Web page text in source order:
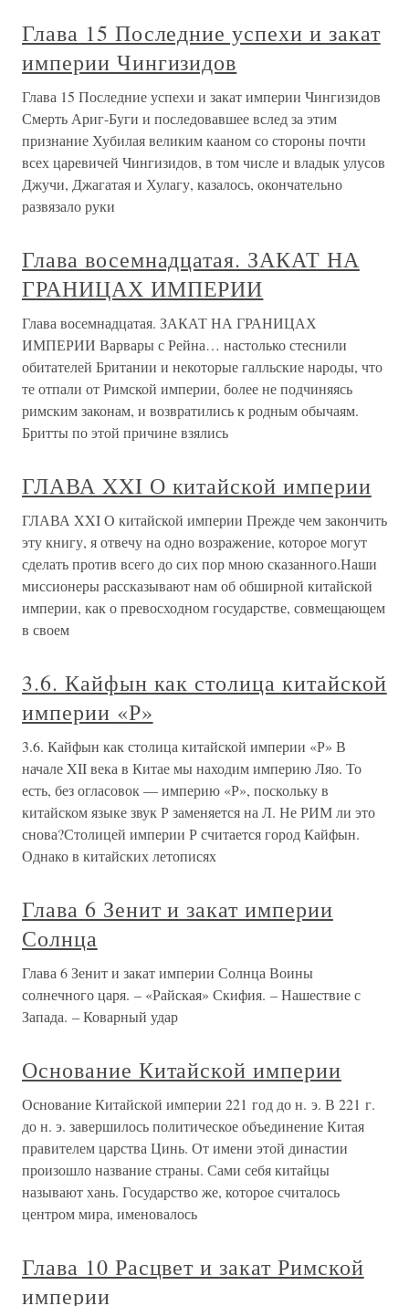
Глава 15 Последние успехи и закат
империи Чингизидов
Глава 15 Последние успехи и закат империи Чингизидов
Смерть Ариг-Буги и последовавшее вслед за этим
признание Хубилая великим кааном со стороны почти
всех царевичей Чингизидов, в том числе и владык улусов
Джучи, Джагатая и Хулагу, казалось, окончательно
развязало руки
Глава восемнадцатая. ЗАКАТ НА
ГРАНИЦАХ ИМПЕРИИ
Глава восемнадцатая. ЗАКАТ НА ГРАНИЦАХ
ИМПЕРИИ Варвары с Рейна… настолько стеснили
обитателей Британии и некоторые галльские народы, что
те отпали от Римской империи, более не подчиняясь
римским законам, и возвратились к родным обычаям.
Бритты по этой причине взялись
ГЛАВА XXI О китайской империи
ГЛАВА XXI О китайской империи Прежде чем закончить
эту книгу, я отвечу на одно возражение, которое могут
сделать против всего до сих пор мною сказанного.Наши
миссионеры рассказывают нам об обширной китайской
империи, как о превосходном государстве, совмещающем
в своем
3.6. Кайфын как столица китайской
империи «Р»
3.6. Кайфын как столица китайской империи «Р» В
начале XII века в Китае мы находим империю Ляо. То
есть, без огласовок — империю «Р», поскольку в
китайском языке звук Р заменяется на Л. Не РИМ ли это
снова?Столицей империи Р считается город Кайфын.
Однако в китайских летописях
Глава 6 Зенит и закат империи
Солнца
Глава 6 Зенит и закат империи Солнца Воины
солнечного царя. – «Райская» Скифия. – Нашествие с
Запада. – Коварный удар
Основание Китайской империи
Основание Китайской империи 221 год до н. э. В 221 г.
до н. э. завершилось политическое объединение Китая
правителем царства Цинь. От имени этой династии
произошло название страны. Сами себя китайцы
называют хань. Государство же, которое считалось
центром мира, именовалось
Глава 10 Расцвет и закат Римской
империи